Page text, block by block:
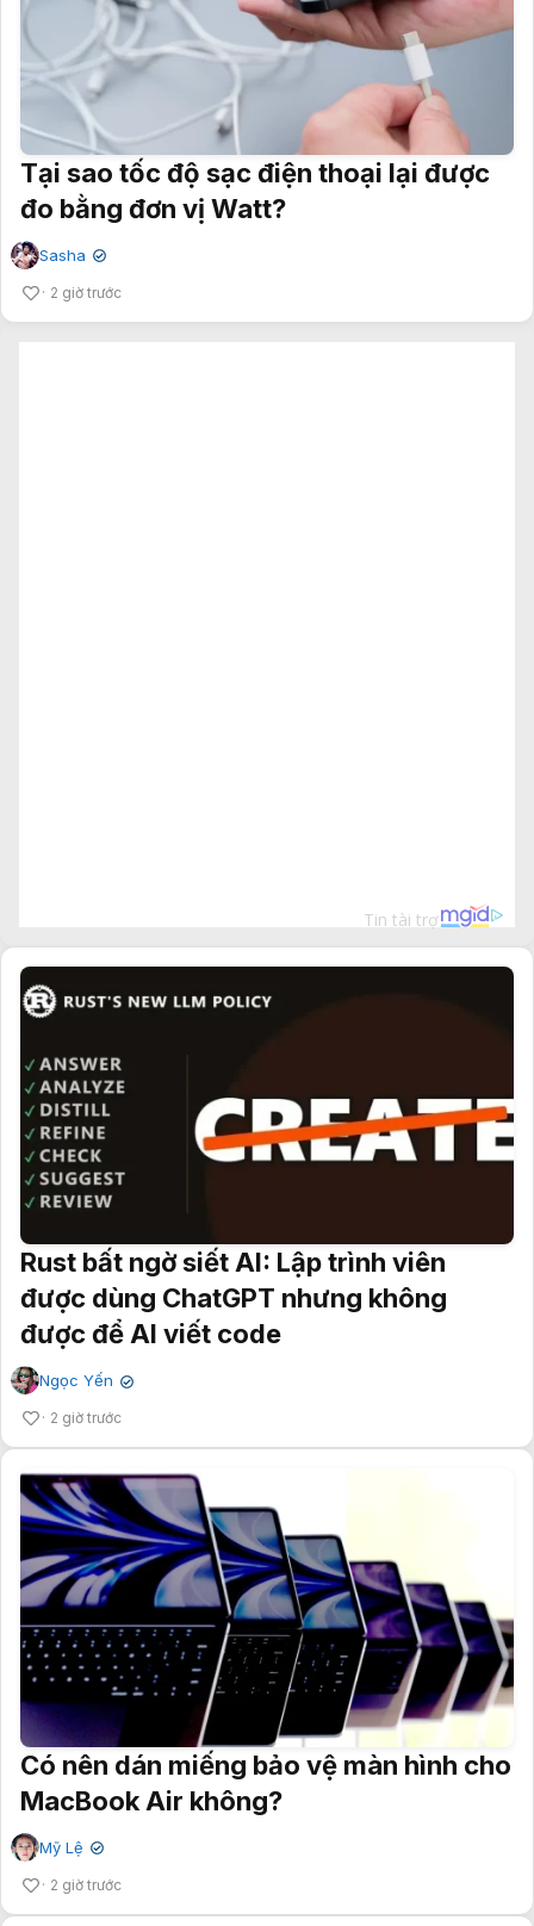
Tại sao tốc độ sạc điện thoại lại được
đo bằng đơn vị Watt?
Sasha ✔
2 giờ trước
Rust bất ngờ siết AI: Lập trình viên
được dùng ChatGPT nhưng không
được để AI viết code
Ngọc Yến ✔
2 giờ trước
Có nên dán miếng bảo vệ màn hình cho
MacBook Air không?
Mỹ Lệ ✔
2 giờ trước